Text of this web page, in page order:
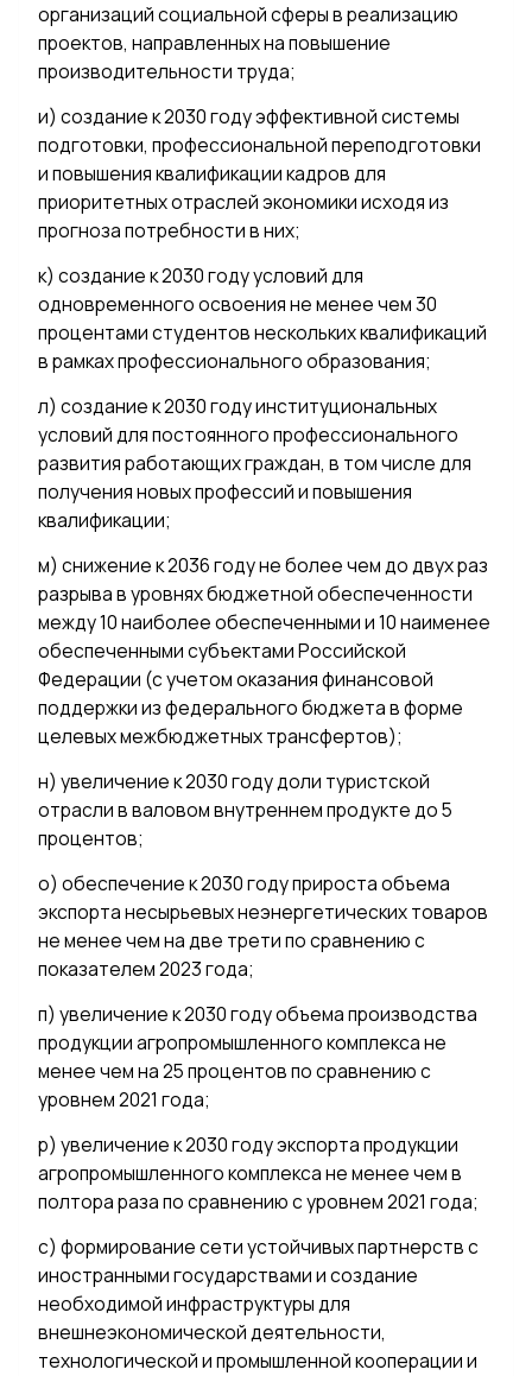
организаций социальной сферы в реализацию
проектов, направленных на повышение
производительности труда;
и) создание к 2030 году эффективной системы
подготовки, профессиональной переподготовки
и повышения квалификации кадров для
приоритетных отраслей экономики исходя из
прогноза потребности в них;
к) создание к 2030 году условий для
одновременного освоения не менее чем 30
процентами студентов нескольких квалификаций
в рамках профессионального образования;
л) создание к 2030 году институциональных
условий для постоянного профессионального
развития работающих граждан, в том числе для
получения новых профессий и повышения
квалификации;
м) снижение к 2036 году не более чем до двух раз
разрыва в уровнях бюджетной обеспеченности
между 10 наиболее обеспеченными и 10 наименее
обеспеченными субъектами Российской
Федерации (с учетом оказания финансовой
поддержки из федерального бюджета в форме
целевых межбюджетных трансфертов);
н) увеличение к 2030 году доли туристской
отрасли в валовом внутреннем продукте до 5
процентов;
о) обеспечение к 2030 году прироста объема
экспорта несырьевых неэнергетических товаров
не менее чем на две трети по сравнению с
показателем 2023 года;
п) увеличение к 2030 году объема производства
продукции агропромышленного комплекса не
менее чем на 25 процентов по сравнению с
уровнем 2021 года;
р) увеличение к 2030 году экспорта продукции
агропромышленного комплекса не менее чем в
полтора раза по сравнению с уровнем 2021 года;
с) формирование сети устойчивых партнерств с
иностранными государствами и создание
необходимой инфраструктуры для
внешнеэкономической деятельности,
технологической и промышленной кооперации и